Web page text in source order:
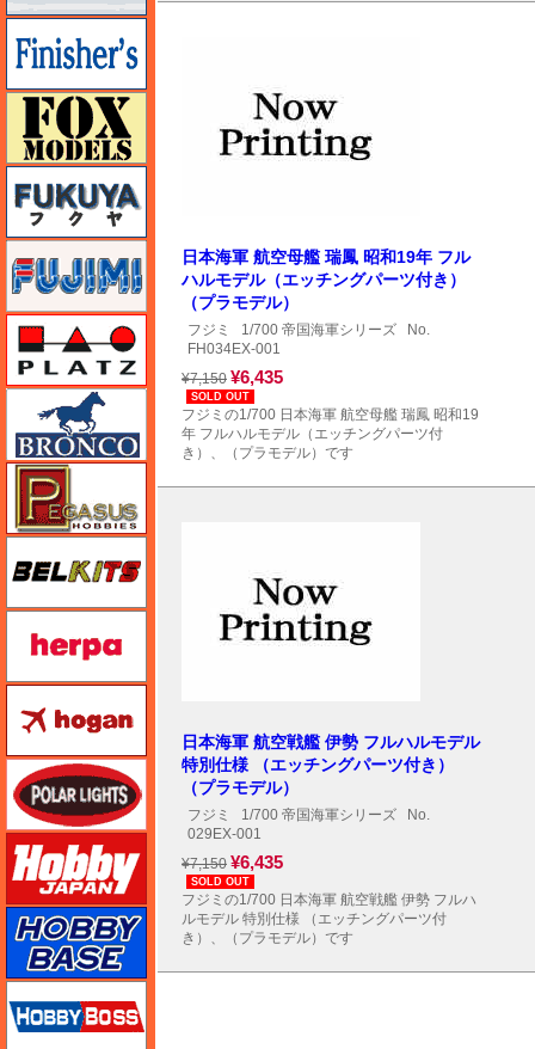
日本海軍 航空母艦 瑞鳳 昭和19年 フル
ハルモデル（エッチングパーツ付き）
（プラモデル）
フジミ 1/700 帝国海軍シリーズ No.
FH034EX-001
¥7,150 ¥6,435
SOLD OUT
フジミの1/700 日本海軍 航空母艦 瑞鳳 昭和19
年 フルハルモデル（エッチングパーツ付
き）、（プラモデル）です
日本海軍 航空戦艦 伊勢 フルハルモデル
特別仕様 （エッチングパーツ付き）
（プラモデル）
フジミ 1/700 帝国海軍シリーズ No.
029EX-001
¥7,150 ¥6,435
SOLD OUT
フジミの1/700 日本海軍 航空戦艦 伊勢 フルハ
ルモデル 特別仕様 （エッチングパーツ付
き）、（プラモデル）です
フォックスモデル（FOX MODELS）
フジミ
プラッツ
ブロンコモデル（Bronco Models）
ヘルパ（herpa）
ポーラライツ
ホビージャパン
ホビーベース